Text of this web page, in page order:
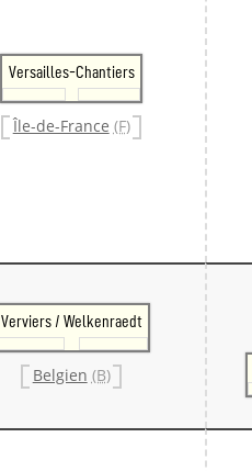
Versailles-Chantiers
Île-de-France (F)
Verviers / Welkenraedt
Belgien (B)